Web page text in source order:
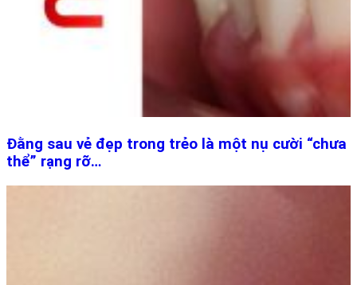
Đằng sau vẻ đẹp trong trẻo là một nụ cười “chưa
thể” rạng rỡ…